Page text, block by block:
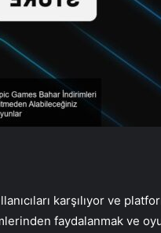
karşılıyor ve
faydalanmak ve